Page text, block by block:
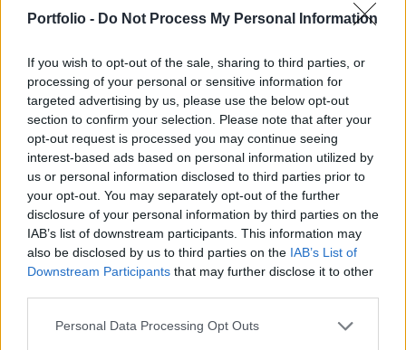
Portfolio - Do Not Process My Personal Information
If you wish to opt-out of the sale, sharing to third parties, or
processing of your personal or sensitive information for
targeted advertising by us, please use the below opt-out
section to confirm your selection. Please note that after your
opt-out request is processed you may continue seeing
interest-based ads based on personal information utilized by
us or personal information disclosed to third parties prior to
your opt-out. You may separately opt-out of the further
disclosure of your personal information by third parties on the
IAB’s list of downstream participants. This information may
also be disclosed by us to third parties on the IAB’s List of
Downstream Participants that may further disclose it to other
Personal Data Processing Opt Outs
magántőke-tanácsadó céget. A tranzakcióval egy
új, meghatározó globális pénzügyi tanácsadó
részleg jön létre a piacon - számolt be a Forbes.
A megállapodás értelmében a Lazard mintegy 575 millió
dollárt (közel 180 milliárd forintot) fizet a londoni központú
vállalatért. Ez az összeg a későbbiekben a cég
teljesítményétől függően további 85 millió dollárral
egészülhet ki. A felvásárlás eredményeként Lazard CL
néven egy új, integrált üzletág jön létre, amely a befektetési
bank harmadik globális pillére...
KEDVES OLVASÓNK!
tartozik, melynek olvasása előfizetéses